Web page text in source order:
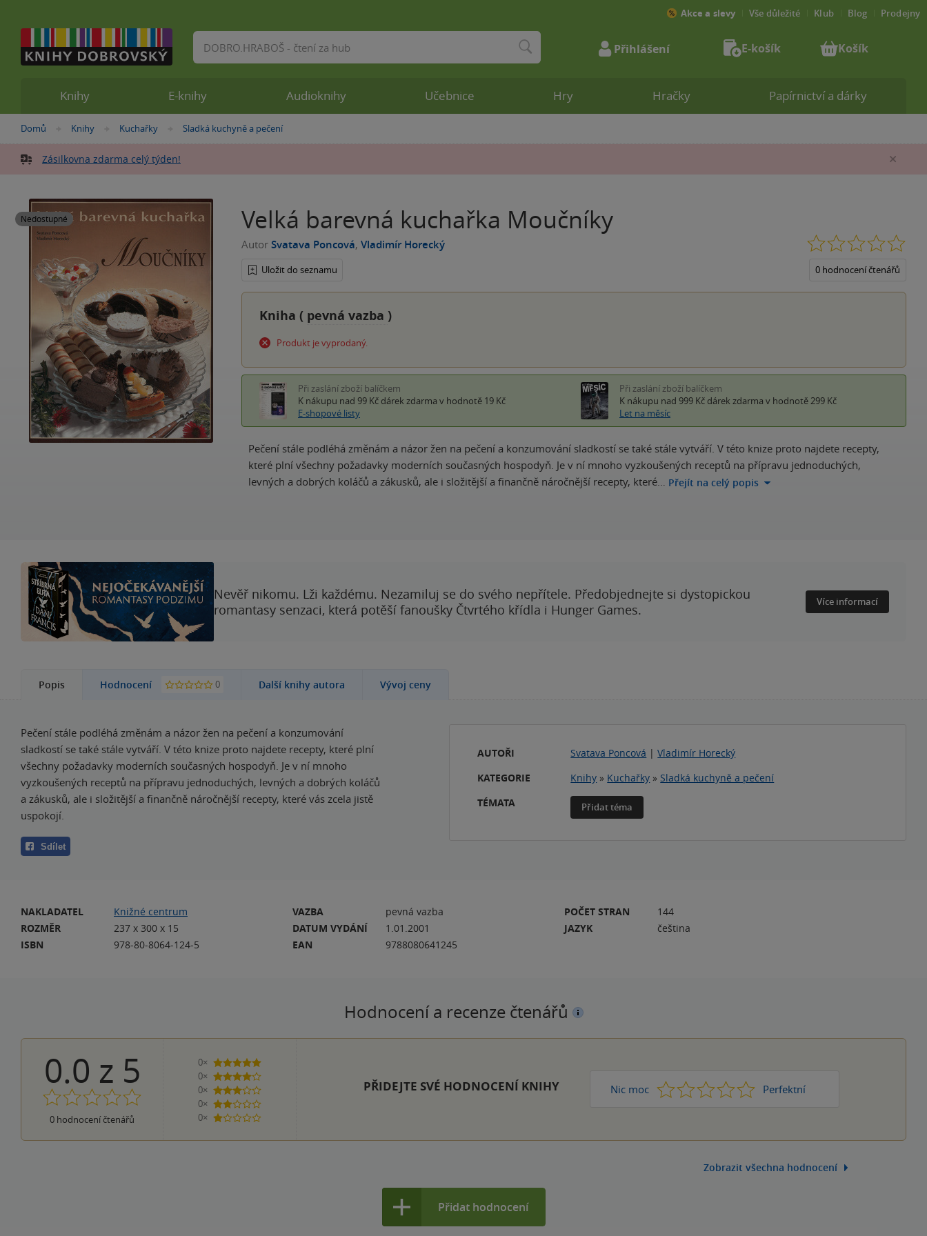
Nacházíte
zde:
Domů »
Knihy »
Kuchařky »
Sladká kuchyně a pečení
Zásilkovna zdarma celý týden!
Nedostupné Velká barevná kuchařka Moučníky
Autor Svatava Poncová, Vladimír Horecký
Uložit do seznamu 0 hodnocení čtenářů
Kniha ( pevná vazba )
Produkt je vyprodaný.
Při zaslání zboží balíčkem
K nákupu nad 99 Kč dárek zdarma v hodnotě 19 Kč
E-shopové listy
Při zaslání zboží balíčkem
K nákupu nad 999 Kč dárek zdarma v hodnotě 299 Kč
Let na měsíc
Pečení stále podléhá změnám a názor žen na pečení a konzumování sladkostí se také stále vytváří. V této knize proto najdete recepty,
které plní všechny požadavky moderních současných hospodyň. Je v ní mnoho vyzkoušených receptů na přípravu jednoduchých,
levných a dobrých koláčů a zákusků, ale i složitější a finančně náročnější recepty, které… Přejít na celý popis
Nevěř nikomu. Lži každému. Nezamiluj se do svého nepřítele. Předobjednejte si dystopickou
romantasy senzaci, která potěší fanoušky Čtvrtého křídla i Hunger Games.
Více informací
Popis Hodnocení 0 Další knihy autora Vývoj ceny
Pečení stále podléhá změnám a názor žen na pečení a konzumování
sladkostí se také stále vytváří. V této knize proto najdete recepty, které plní
všechny požadavky moderních současných hospodyň. Je v ní mnoho
vyzkoušených receptů na přípravu jednoduchých, levných a dobrých koláčů
a zákusků, ale i složitější a finančně náročnější recepty, které vás zcela jistě
uspokojí.
Sdílet
AUTOŘI Svatava Poncová |Vladimír Horecký
KATEGORIE
Knihy » Kuchařky » Sladká kuchyně a pečení
TÉMATA
Přidat téma
NAKLADATEL
Knižné centrum
ROZMĚR
237 x 300 x 15
ISBN
978-80-8064-124-5
VAZBA
pevná vazba
DATUM VYDÁNÍ
1.01.2001
EAN
9788080641245
POČET STRAN
144
JAZYK
čeština
Hodnocení a recenze čtenářů
0.0 z 5
0 hodnocení čtenářů
0×
5 hvězdiček
0×
4 hvězdičky
0×
3 hvězdičky
0×
2 hvězdičky
0×
1 hvezdička
PŘIDEJTE SVÉ HODNOCENÍ KNIHY Nic moc 1 2 3 4 Perfektní
5
Zobrazit všechna hodnocení
Přidat hodnocení
Knihy E-knihy Audioknihy Učebnice Hry Hračky Papírnictví a dárky
Akce a slevy Vše důležité Klub Blog Prodejny
Vyhledávání Přihlášení E-košík Košík